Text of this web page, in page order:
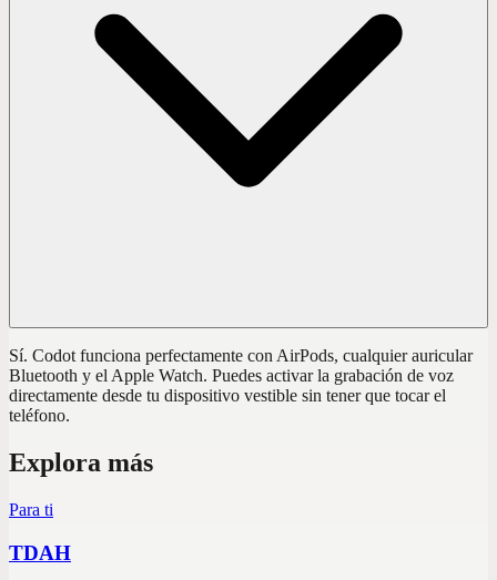
Sí. Codot funciona perfectamente con AirPods, cualquier auricular
Bluetooth y el Apple Watch. Puedes activar la grabación de voz
directamente desde tu dispositivo vestible sin tener que tocar el
teléfono.
Explora más
Para ti
TDAH